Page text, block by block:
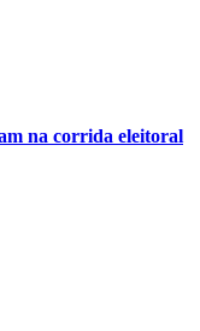
na corrida eleitoral